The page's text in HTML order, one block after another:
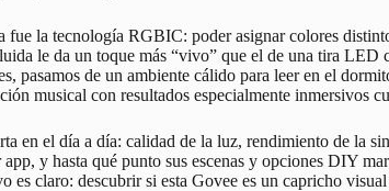
fue la tecnología RGBIC: poder asignar colores
le da un toque más “vivo” que el de una tira LED
pasamos de un ambiente cálido para leer en el
musical con resultados especialmente inmersivos
en el día a día: calidad de la luz, rendimiento de la
y hasta qué punto sus escenas y opciones DIY
es claro: descubrir si esta Govee es un capricho